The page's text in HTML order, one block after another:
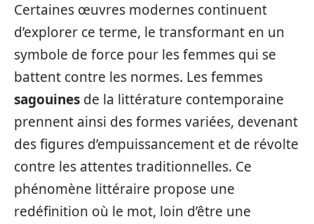
Certaines œuvres modernes continuent
d’explorer ce terme, le transformant en un
symbole de force pour les femmes qui se
battent contre les normes. Les femmes
sagouines de la littérature contemporaine
prennent ainsi des formes variées, devenant
des figures d’empuissancement et de révolte
contre les attentes traditionnelles. Ce
phénomène littéraire propose une
redéfinition où le mot, loin d’être une